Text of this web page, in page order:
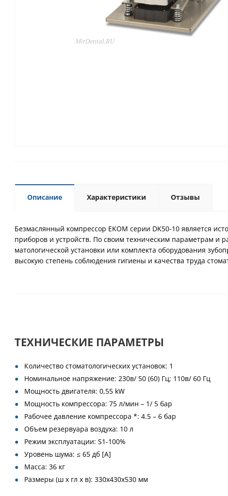
Описание Характеристики Отзывы
Безмаслянный компрессор EKOM серии DK50-10 является
приборов и устройств. По своим техническим параметрам и
матологической установки или комплекта оборудования
высокую степень соблюдения гигиены и качества труда
ТЕХНИЧЕСКИЕ ПАРАМЕТРЫ
Количество стоматологических установок: 1
Номинальное напряжение: 230в/ 50 (60) Гц; 110в/ 60 Гц
Мощность двигателя: 0,55 kW
Мощность компрессора: 75 л/мин – 1/ 5 бар
Рабочее давление компрессора *: 4.5 – 6 бар
Объем резервуара воздуха: 10 л
Режим эксплуатации: S1-100%
Уровень шума: ≤ 65 дб [A]
Масса: 36 кг
Размеры (ш х гл х в): 330x430x530 мм